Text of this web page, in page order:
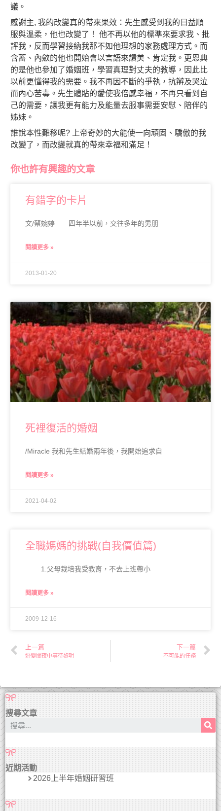
議。
感謝主, 我的改變真的帶來果效：先生感受到我的日益順
服與溫柔，他也改變了！ 他不再以他的標準來要求我、批
評我，反而學習接納我那不如他理想的家務處理方式。而
含蓄、內斂的他也開始會以言語來讚美、肯定我。更恩典
的是他也參加了婚姻班，學習真理對丈夫的教導，因此比
以前更懂得我的需要。我不再因不斷的爭執，抗辯及哭泣
而內心苦毒。先生體貼的愛使我倍感幸福，不再只看到自
己的需要，讓我更有能力及能量去服事需要安慰、陪伴的
姊妹。
誰說本性難移呢? 上帝奇妙的大能使一向頑固、驕傲的我
改變了，而改變就真的帶來幸福和滿足！
你也許有興趣的文章
有錯字的卡片
文/蔡婉婷 四年半以前，交往多年的男朋
閱讀更多 »
2013-01-20
死裡復活的婚姻
/Miracle 我和先生結婚兩年後，我開始追求自
閱讀更多 »
2021-04-02
全職媽媽的挑戰(自我價值篇)
1.父母栽培我受教育，不去上班帶小
閱讀更多 »
2009-12-16
上一篇
婚變闇夜中等待黎明
下一篇
不可能的任務
搜尋文章
近期活動
2026上半年婚姻研習班